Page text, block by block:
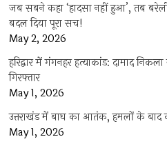
जब सबने कहा ‘हादसा नहीं हुआ’, तब
बदल दिया पूरा सच!
May 2, 2026
हरिद्वार में गंगनहर हत्याकांड: दामाद
गिरफ्तार
May 1, 2026
उत्तराखंड में बाघ का आतंक, हमलों के बाद
May 1, 2026